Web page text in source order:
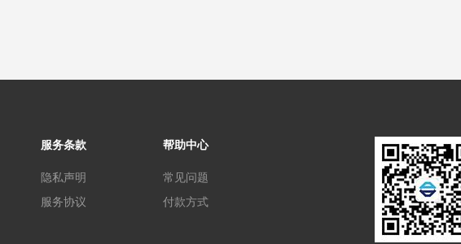
认知属性( 失误率、 猜对率)。4、实现教师分析。首先给出教师在
班级和知识点层面的影响力分析。同时，结合聚类和异常点检测等
数据挖掘技术，帮助教师发现班内的异常学生，使得教师的评价更
准确，以帮助教师改善教学。
服务条款
隐私声明
服务协议
帮助中心
常见问题
付款方式